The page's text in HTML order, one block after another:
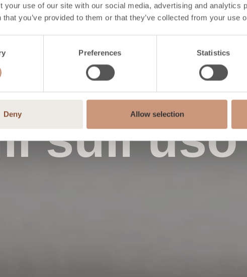
your use of our site with our social media, advertising and analytics
that you’ve provided to them or that they’ve collected from your use
Preferences Statistics
Deny Allow selection